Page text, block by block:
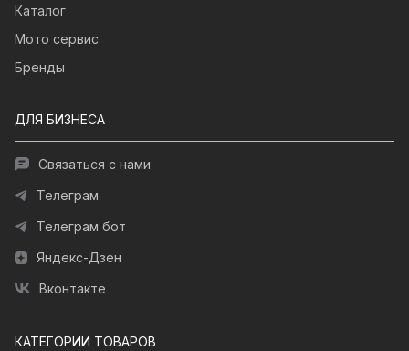
Каталог
Мото сервис
Бренды
ДЛЯ БИЗНЕСА
Связаться с нами
Телеграм
Телеграм бот
Яндекс-Дзен
Вконтакте
КАТЕГОРИИ ТОВАРОВ